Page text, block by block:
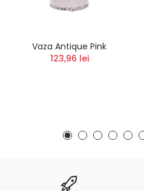
Vaza Antique Pink
123,96 lei